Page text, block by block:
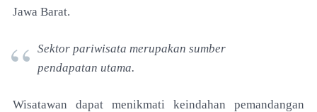
Jawa Barat.
Sektor pariwisata merupakan sumber
pendapatan utama.
Wisatawan dapat menikmati keindahan pemandangan